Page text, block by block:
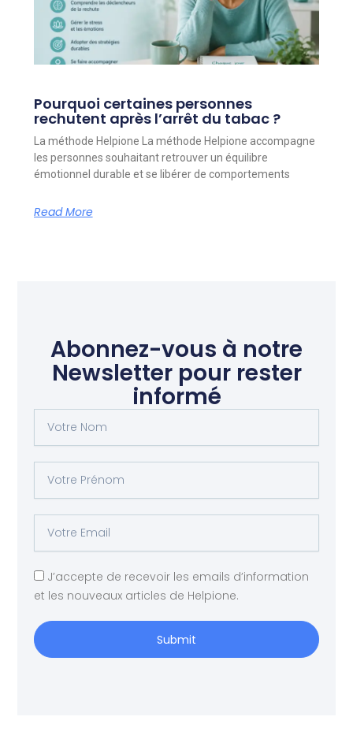
Pourquoi certaines personnes
rechutent après l’arrêt du tabac ?
La méthode Helpione La méthode Helpione accompagne
les personnes souhaitant retrouver un équilibre
émotionnel durable et se libérer de comportements
Read More
Abonnez-vous à notre
Newsletter pour rester
informé
Nom
Prénom
Email
J’accepte de recevoir les emails d’information
et les nouveaux articles de Helpione.
Submit